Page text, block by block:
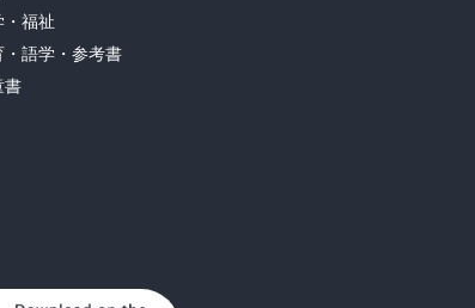
・福祉
・語学・参考書
書